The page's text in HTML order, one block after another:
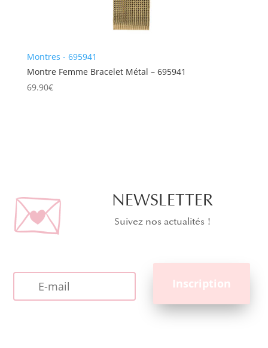
Montres - 695941
Montre Femme Bracelet Métal – 695941
69.90€
NEWSLETTER
Suivez nos actualités !